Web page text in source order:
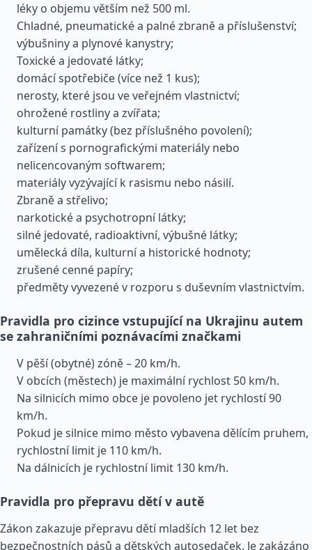
léky o objemu větším než 500 ml.
Chladné, pneumatické a palné zbraně a příslušenství;
výbušniny a plynové kanystry;
Toxické a jedovaté látky;
domácí spotřebiče (více než 1 kus);
nerosty, které jsou ve veřejném vlastnictví;
ohrožené rostliny a zvířata;
kulturní památky (bez příslušného povolení);
zařízení s pornografickými materiály nebo
nelicencovaným softwarem;
materiály vyzývající k rasismu nebo násilí.
Zbraně a střelivo;
narkotické a psychotropní látky;
silné jedovaté, radioaktivní, výbušné látky;
umělecká díla, kulturní a historické hodnoty;
zrušené cenné papíry;
předměty vyvezené v rozporu s duševním vlastnictvím.
Pravidla pro cizince vstupující na Ukrajinu autem
se zahraničními poznávacími značkami
V pěší (obytné) zóně – 20 km/h.
V obcích (městech) je maximální rychlost 50 km/h.
Na silnicích mimo obce je povoleno jet rychlostí 90
km/h.
Pokud je silnice mimo město vybavena dělícím pruhem,
rychlostní limit je 110 km/h.
Na dálnicích je rychlostní limit 130 km/h.
Pravidla pro přepravu dětí v autě
Zákon zakazuje přepravu dětí mladších 12 let bez
bezpečnostních pásů a dětských autosedaček. Je zakázáno